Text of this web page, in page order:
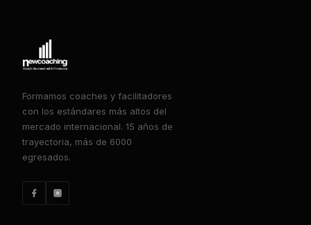
Formamos coaches y facilitadores
con los estándares más altos del
mercado internacional. 15 años de
trayectoria, más de 6000
egresados.